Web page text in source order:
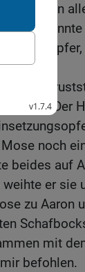
ihnen
die
Der
noch
beides auf
er sie
zu Aaron
mit
befohlen.